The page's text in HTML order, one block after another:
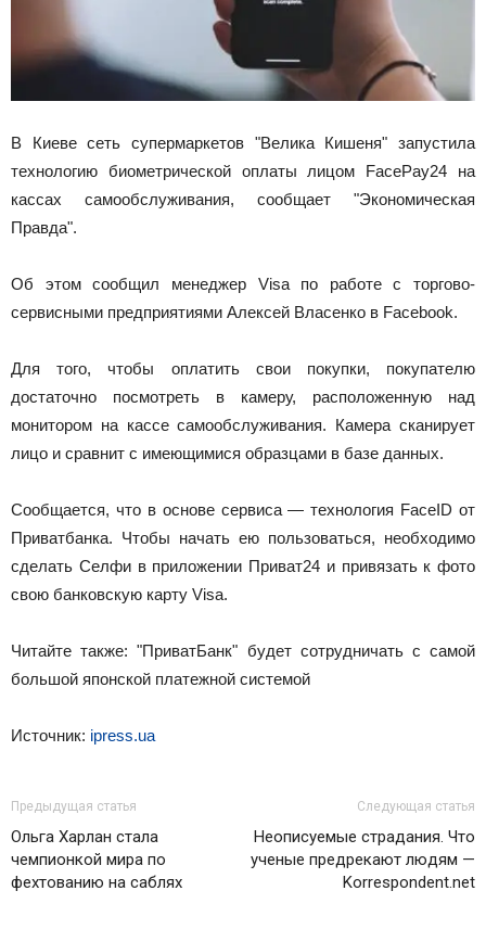
В Киеве сеть супермаркетов "Велика Кишеня" запустила
технологию биометрической оплаты лицом FacePay24 на
кассах самообслуживания, сообщает "Экономическая
Правда".
Об этом сообщил менеджер Visa по работе с торгово-
сервисными предприятиями Алексей Власенко в Facebook.
Для того, чтобы оплатить свои покупки, покупателю
достаточно посмотреть в камеру, расположенную над
монитором на кассе самообслуживания. Камера сканирует
лицо и сравнит с имеющимися образцами в базе данных.
Сообщается, что в основе сервиса — технология FaceID от
Приватбанка. Чтобы начать ею пользоваться, необходимо
сделать Селфи в приложении Приват24 и привязать к фото
свою банковскую карту Visa.
Читайте также: "ПриватБанк" будет сотрудничать с самой
большой японской платежной системой
Источник: ipress.ua
Предыдущая статья
Ольга Харлан стала
чемпионкой мира по
фехтованию на саблях
Следующая статья
Неописуемые страдания. Что
ученые предрекают людям —
Korrespondent.net